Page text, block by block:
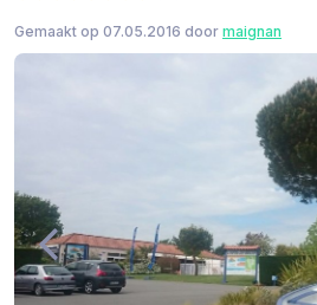
Gemaakt op 07.05.2016 door maignan